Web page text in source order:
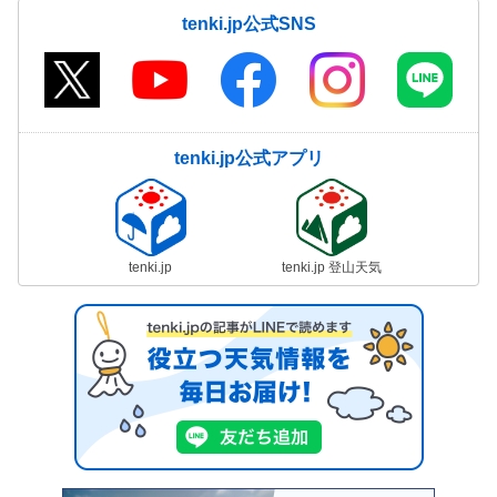
tenki.jp公式SNS
tenki.jp公式アプリ
tenki.jp tenki.jp 登山天気